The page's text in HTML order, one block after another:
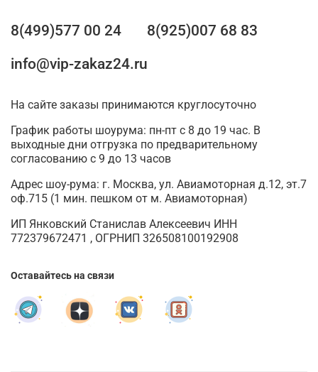
8(499)577 00 24
8(925)007 68 83
info@vip-zakaz24.ru
На сайте заказы принимаются круглосуточно
График работы шоурума: пн-пт с 8 до 19 час. В
выходные дни отгрузка по предварительному
согласованию с 9 до 13 часов
Адрес шоу-рума: г. Москва, ул. Авиамоторная д.12, эт.7
оф.715 (1 мин. пешком от м. Авиамоторная)
ИП Янковский Станислав Алексеевич ИНН
772379672471 , ОГРНИП 326508100192908
Оставайтесь на связи